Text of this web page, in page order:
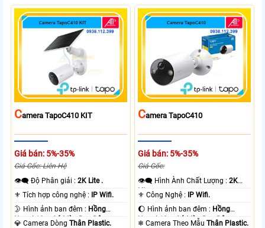
CAmera TapoC410 KIT
Giá bán: 5%-35%
Giá Gốc: Liên Hệ
👁️‍🗨 Độ Phân giải :2K Lite .
⚜️ Tích hợp công nghệ : IP Wifi.
🌛 Hình ảnh ban đêm : Hồng
Ngoại 10m Có Màu Ban Ðêm.
💎 Camera DòngThân Plastic.
CAmera TapoC410
Giá bán: 5%-35%
Giá Gốc:
👁️‍🗨 Hình Ành Chất Lượng :2K
Lite .
⚜️ Công Nghệ : IP Wifi.
🌔 Hình ảnh ban đêm : Hồng
Ngoại 10m Có Màu Ban Ðêm.
❄ Camera Theo MẫuThân Plastic.